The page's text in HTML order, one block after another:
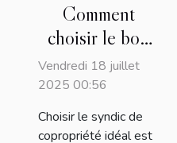
Comment
choisir le bon
syndic de
copropriété
pour votre
résidence ?
Vendredi 18 juillet
2025 00:56
Choisir le syndic de
copropriété idéal est